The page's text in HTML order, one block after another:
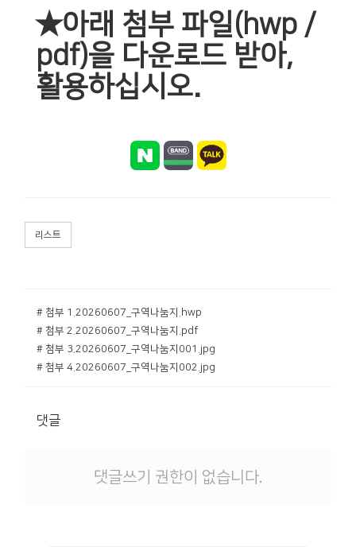
★아래 첨부 파일(hwp /
pdf)을 다운로드 받아,
활용하십시오.
리스트
# 첨부 1.20260607_구역나눔지.hwp
# 첨부 2.20260607_구역나눔지.pdf
# 첨부 3.20260607_구역나눔지001.jpg
# 첨부 4.20260607_구역나눔지002.jpg
댓글
댓글쓰기 권한이 없습니다.